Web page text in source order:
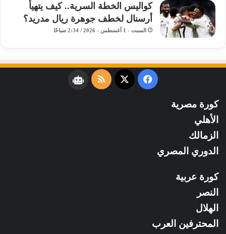
كواليس الخطة السرية.. كيف يتهيأ
أرسنال لخطف جوهرة ريال مدريد؟
السبت - 1 أغسطس - 2026 / 2:34 صباحًا
فيسبوك
‫X
ملخصنبض
كورة مصرية
الأهلي
الزمالك
الدوري المصري
كورة عربية
النصر
الهلال
المحترفين العرب